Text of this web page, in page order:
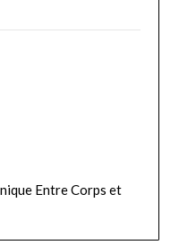
Entre Corps et